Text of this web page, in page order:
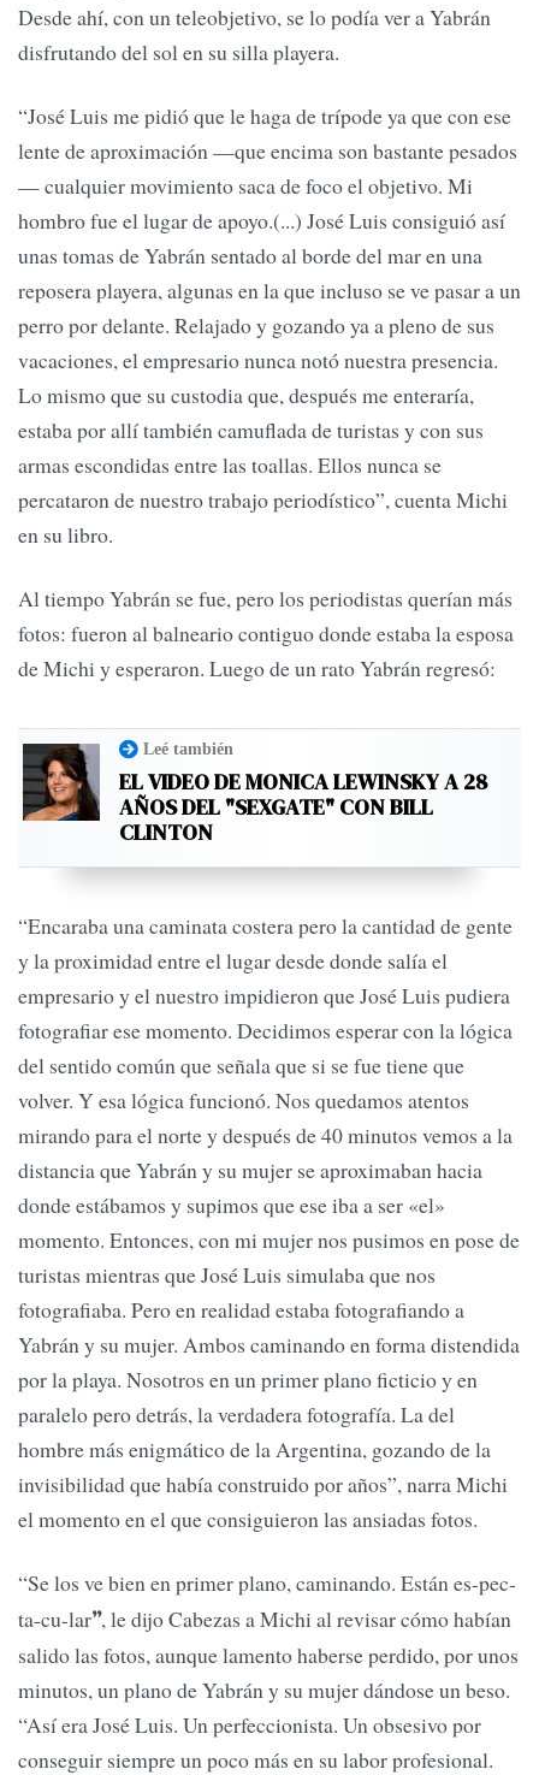
Desde ahí, con un teleobjetivo, se lo podía ver a Yabrán
disfrutando del sol en su silla playera.
“José Luis me pidió que le haga de trípode ya que con ese
lente de aproximación —que encima son bastante pesados
— cualquier movimien­to saca de foco el objetivo. Mi
hombro fue el lugar de apoyo.(...) José Luis consiguió así
unas tomas de Yabrán sentado al borde del mar en una
reposera playera, algunas en la que incluso se ve pasar a un
perro por delante. Relajado y gozando ya a pleno de sus
vacaciones, el empresario nunca notó nuestra presencia.
Lo mismo que su custodia que, después me enteraría,
estaba por allí también camuflada de turistas y con sus
armas escondidas entre las toallas. Ellos nunca se
percataron de nuestro trabajo periodístico”, cuenta Michi
en su libro.
Al tiempo Yabrán se fue, pero los periodistas querían más
fotos: fueron al balneario contiguo donde estaba la esposa
de Michi y esperaron. Luego de un rato Yabrán regresó:
Leé también
EL VIDEO DE MONICA LEWINSKY A 28
AÑOS DEL "SEXGATE" CON BILL
CLINTON
“Encaraba una caminata costera pero la cantidad de gente
y la proximidad entre el lugar desde donde salía el
empresario y el nuestro impidieron que José Luis pudiera
fotografiar ese momento. Decidimos esperar con la lógica
del sentido común que señala que si se fue tiene que
volver. Y esa lógica funcionó. Nos quedamos atentos
mirando para el norte y después de 40 minutos vemos a la
distancia que Yabrán y su mujer se aproximaban hacia
donde estábamos y supimos que ese iba a ser «el»
momento. Entonces, con mi mujer nos pusimos en pose de
turistas mientras que José Luis simulaba que nos
fotografiaba. Pero en realidad estaba fotografiando a
Yabrán y su mujer. Ambos caminando en forma distendida
por la playa. Nosotros en un primer plano ficticio y en
paralelo pero detrás, la verdadera fotografía. La del
hombre más enigmático de la Argentina, gozando de la
invisibilidad que había cons­truido por años”, narra Michi
el momento en el que consiguieron las ansiadas fotos.
“Se los ve bien en primer plano, caminando. Están es-pec-
ta-cu-lar”, le dijo Cabezas a Michi al revisar cómo habían
salido las fotos, aunque lamento haberse perdido, por unos
minutos, un plano de Yabrán y su mujer dándose un beso.
“Así era José Luis. Un perfeccionista. Un obsesivo por
conseguir siem­pre un poco más en su labor profesional.